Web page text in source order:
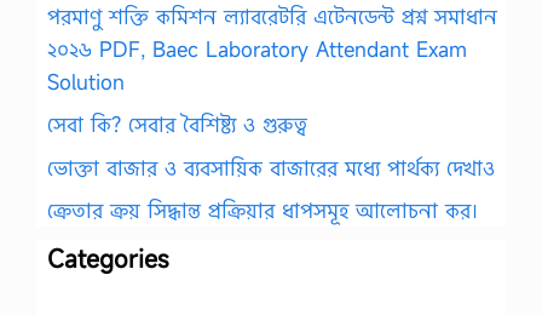
পরমাণু শক্তি কমিশন ল্যাবরেটরি এটেনডেন্ট প্রশ্ন সমাধান
২০২৬ PDF, Baec Laboratory Attendant Exam
Solution
সেবা কি? সেবার বৈশিষ্ট্য ও গুরুত্ব
ভোক্তা বাজার ও ব্যবসায়িক বাজারের মধ্যে পার্থক্য দেখাও
ক্রেতার ক্রয় সিদ্ধান্ত প্রক্রিয়ার ধাপসমূহ আলোচনা কর।
Categories